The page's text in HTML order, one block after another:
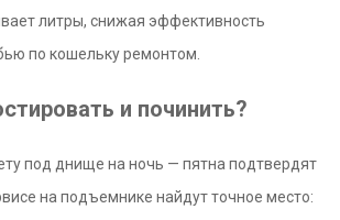
литры, снижая эффективность
по кошельку ремонтом.
и починить?
под днище на ночь — пятна подтвердят
на подъемнике найдут точное место: